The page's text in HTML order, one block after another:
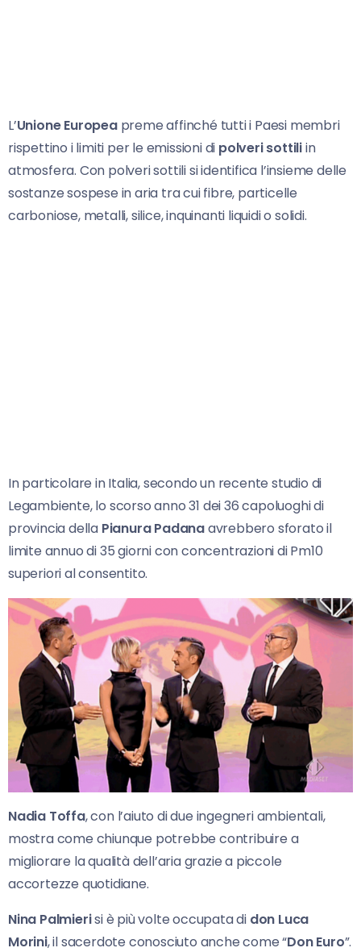
L’Unione Europeapreme affinché tutti i Paesi membri
rispettino i limiti per le emissioni di polveri sottiliin
atmosfera. Con polveri sottili si identifica l’insieme delle
sostanze sospese in aria tra cui fibre, particelle
carboniose, metalli, silice, inquinanti liquidi o solidi.
In particolare in Italia, secondo un recente studio di
Legambiente, lo scorso anno 31 dei 36 capoluoghi di
provincia della Pianura Padanaavrebbero sforato il
limite annuo di 35 giorni con concentrazioni di Pm10
superiori al consentito.
Nadia Toffa, con l’aiuto di due ingegneri ambientali,
mostra come chiunque potrebbe contribuire a
migliorare la qualità dell’aria grazie a piccole
accortezze quotidiane.
Nina Palmierisi è più volte occupata di don Luca
Morini, il sacerdote conosciuto anche come “Don Euro”.